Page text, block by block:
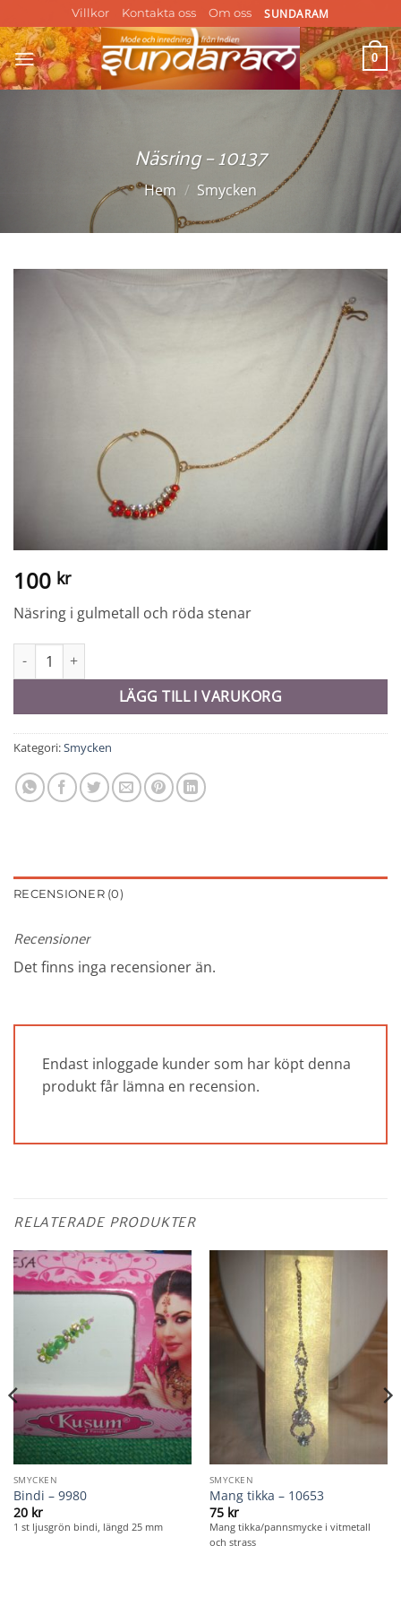
to
content
Villkor Kontakta oss Om oss SUNDARAM
0
Näsring – 10137
Hem / Smycken
100 kr
Näsring i gulmetall och röda stenar
Näsring - 10137 mängd
LÄGG TILL I VARUKORG
Kategori:Smycken
RECENSIONER (0)
Recensioner
Det finns inga recensioner än.
Endast inloggade kunder som har köpt denna
produkt får lämna en recension.
RELATERADE PRODUKTER
SMYCKEN
Bindi – 9980
20 kr
1 st ljusgrön bindi, längd 25 mm
SMYCKEN
Mang tikka – 10653
75 kr
Mang tikka/pannsmycke i vitmetall
och strass